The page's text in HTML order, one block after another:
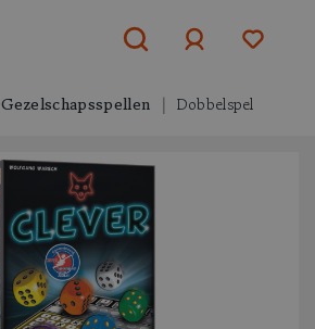
aanmelden
Gezelschapsspellen Dobbelspel